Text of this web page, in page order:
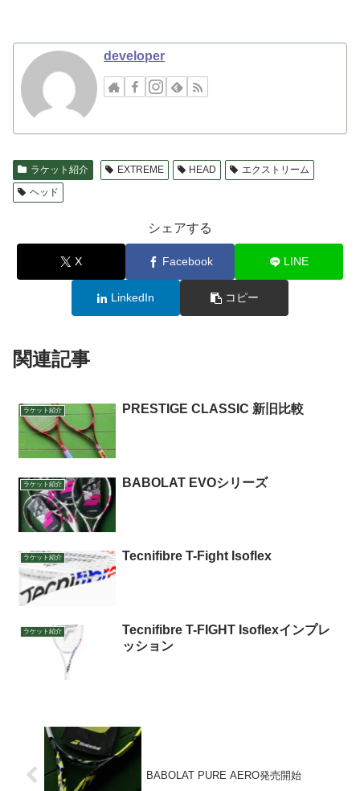
developer
ラケット紹介 EXTREME HEAD
エクストリーム
ヘッド
シェアする
X Facebook LINE
LinkedIn コピー
関連記事
ラケット紹介 PRESTIGE CLASSIC 新旧比較
ラケット紹介 BABOLAT EVOシリーズ
ラケット紹介 Tecnifibre T-Fight Isoflex
ラケット紹介
Tecnifibre T-FIGHT Isoflexインプレ
ッション
BABOLAT PURE AERO発売開始